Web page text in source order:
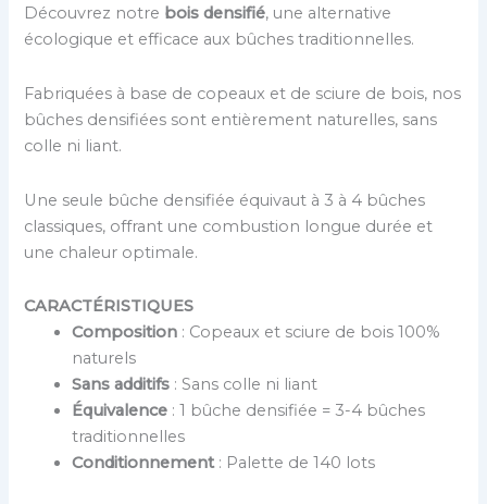
Découvrez notre bois densifié, une alternative
écologique et efficace aux bûches traditionnelles.
Fabriquées à base de copeaux et de sciure de bois, nos
bûches densifiées sont entièrement naturelles, sans
colle ni liant.
Une seule bûche densifiée équivaut à 3 à 4 bûches
classiques, offrant une combustion longue durée et
une chaleur optimale.
CARACTÉRISTIQUES
Composition : Copeaux et sciure de bois 100%
naturels
Sans additifs : Sans colle ni liant
Équivalence : 1 bûche densifiée = 3-4 bûches
traditionnelles
Conditionnement: Palette de 140 lots